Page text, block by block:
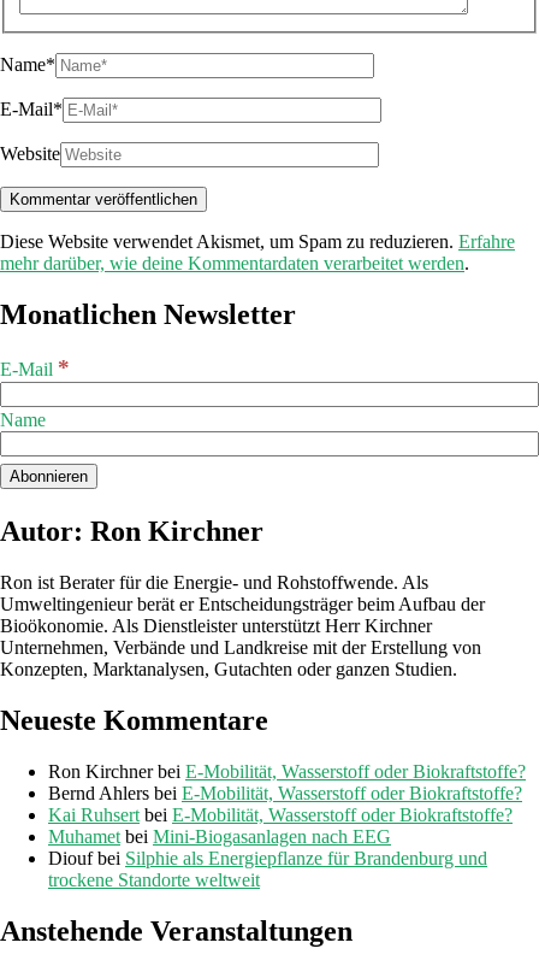
Name*
E-Mail*
Website
Diese Website verwendet Akismet, um Spam zu reduzieren. Erfahre
mehr darüber, wie deine Kommentardaten verarbeitet werden.
Monatlichen Newsletter
E-Mail *
Name
Autor: Ron Kirchner
Ron ist Berater für die Energie- und Rohstoffwende. Als
Umweltingenieur berät er Entscheidungsträger beim Aufbau der
Bioökonomie. Als Dienstleister unterstützt Herr Kirchner
Unternehmen, Verbände und Landkreise mit der Erstellung von
Konzepten, Marktanalysen, Gutachten oder ganzen Studien.
Neueste Kommentare
Ron Kirchnerbei E-Mobilität, Wasserstoff oder Biokraftstoffe?
Bernd Ahlers bei E-Mobilität, Wasserstoff oder Biokraftstoffe?
Kai Ruhsert bei E-Mobilität, Wasserstoff oder Biokraftstoffe?
Muhamet bei Mini-Biogasanlagen nach EEG
Dioufbei Silphie als Energiepflanze für Brandenburg und
trockene Standorte weltweit
Anstehende Veranstaltungen